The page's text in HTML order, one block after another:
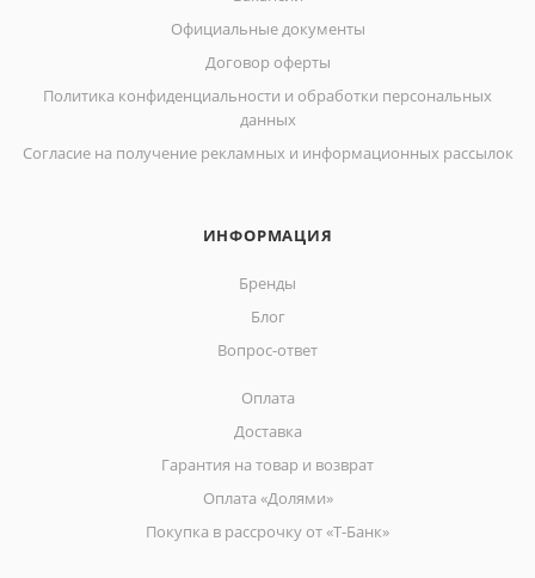
Официальные документы
Договор оферты
Политика конфиденциальности и обработки персональных
данных
Согласие на получение рекламных и информационных рассылок
ИНФОРМАЦИЯ
Бренды
Блог
Вопрос-ответ
Оплата
Доставка
Гарантия на товар и возврат
Оплата «Долями»
Покупка в рассрочку от «Т-Банк»